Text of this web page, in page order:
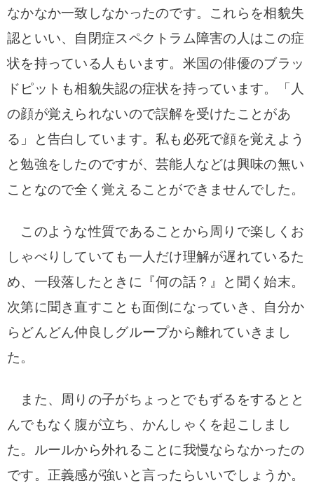
なかなか一致しなかったのです。これらを相貌失
認といい、自閉症スペクトラム障害の人はこの症
状を持っている人もいます。 米国の俳優のブラッ
ドピットも相貌失認の症状を持っています。「人
の顔が覚えられないので誤解を受けたことがあ
る」と告白しています。私も必死で顔を覚えよう
と勉強をしたのですが、芸能人などは興味の無い
ことなので全く覚えることができませんでした。
このような性質であることから周りで楽しくお
しゃべりしていても一人だけ理解が遅れているた
め、一段落したときに『何の話？』と聞く始末。
次第に聞き直すことも面倒になっていき、自分か
らどんどん仲良しグループから離れていきまし
た。
また、周りの子がちょっとでもずるをするとと
んでもなく腹が立ち、かんしゃくを起こしまし
た。ルールから外れることに我慢ならなかったの
です。正義感が強いと言ったらいいでしょうか。